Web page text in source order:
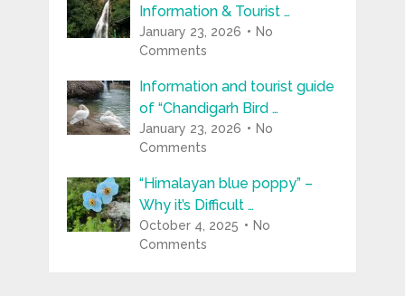
Information & Tourist …
January 23, 2026
No
Comments
Information and tourist guide
of “Chandigarh Bird …
January 23, 2026
No
Comments
“Himalayan blue poppy” –
Why it’s Difficult …
October 4, 2025
No
Comments